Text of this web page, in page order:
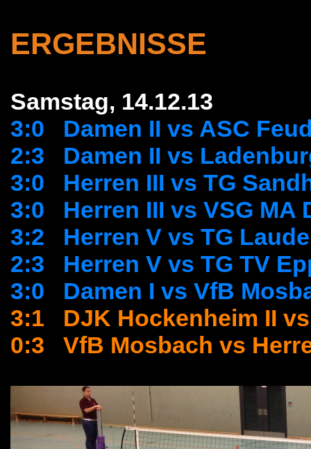
ERGEBNISSE
Samstag, 14.12.13
3:0 Damen II vs ASC
2:3 Damen II vs
3:0 Herren III vs TG
3:0 Herren III vs VSG MA
3:2 Herren V vs TG
2:3 Herren V vs TG TV
3:0 Damen I vs VfB
3:1 DJK Hockenheim II vs
0:3 VfB Mosbach vs